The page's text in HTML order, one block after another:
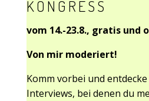
KONGRESS
vom 14.-23.8., gratis und
Von mir moderiert!
Komm vorbei und
Interviews, bei denen du